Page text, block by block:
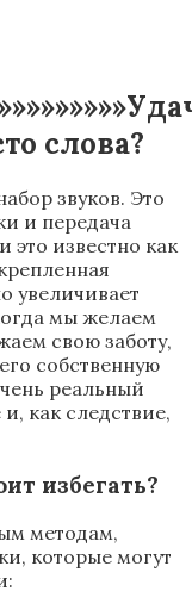
слова?
звуков. Это
и передача
это известно как
увеличивает
мы желаем
свою заботу,
собственную
реальный
как следствие,
избегать?
методам,
которые могут